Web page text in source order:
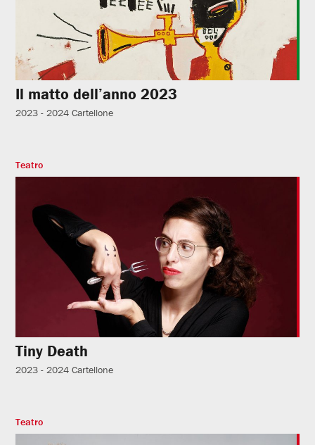
Il matto dell’anno 2023
2023 - 2024 Cartellone
Teatro
Tiny Death
2023 - 2024 Cartellone
Teatro